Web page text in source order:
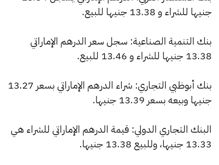
جنيها للشراء و 13.38 جنيها للبيع.
بنك التنمية الصناعية: سجل سعر الدرهم الإماراتي
13.38 جنيها للشراء و 13.46 للبيع.
بنك أبوظبي التجاري: شراء الدرهم الإماراتي بسعر 13.27
جنيها وبيعه بسعر 13.39 جنيها.
البنك التجاري الدولي: قيمة الدرهم الإماراتي للشراء هي
13.33 جنيها، وللبيع 13.38 جنيها.